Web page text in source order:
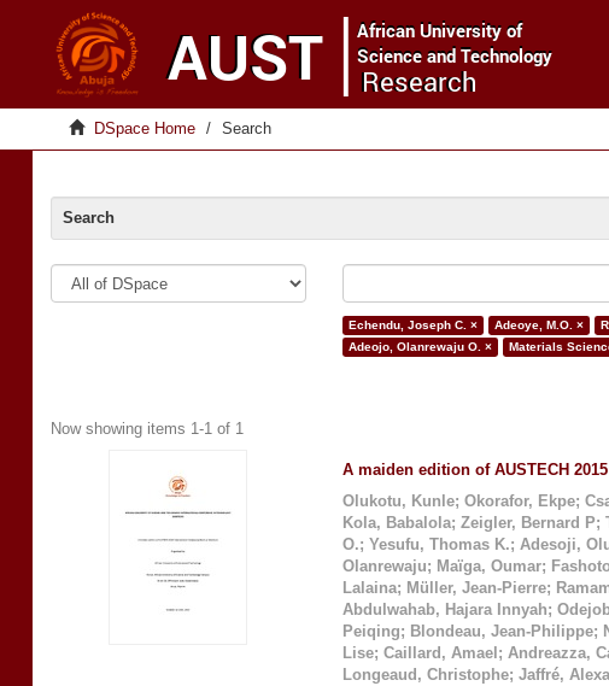
DSpace Home Search
Search
Echendu, Joseph C. × Adeoye, M.O. ×
Adeojo, Olanrewaju O. ×
Materials
Now showing items 1-1 of 1
A maiden edition of AUSTECH
Olukotu, Kunle; Okorafor, Ekpe;
Kola, Babalola; Zeigler, Bernard P;
O.; Yesufu, Thomas K.; Adesoji,
Olanrewaju; Maïga, Oumar;
Lalaina; Müller, Jean-Pierre;
Abdulwahab, Hajara Innyah;
Peiqing; Blondeau, Jean-Philippe;
Lise; Caillard, Amael ; Andreazza,
Longeaud, Christophe; Jaffré,